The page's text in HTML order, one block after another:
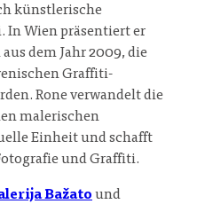
künstlerische
In Wien präsentiert er
dem Jahr 2009, die
Graffiti-
Rone verwandelt die
malerischen
Einheit und schafft
und Graffiti.
Bažato und